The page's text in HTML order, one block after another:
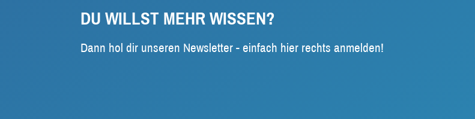
DU WILLST MEHR WISSEN?
Dann hol dir unseren Newsletter - einfach hier rechts anmelden!